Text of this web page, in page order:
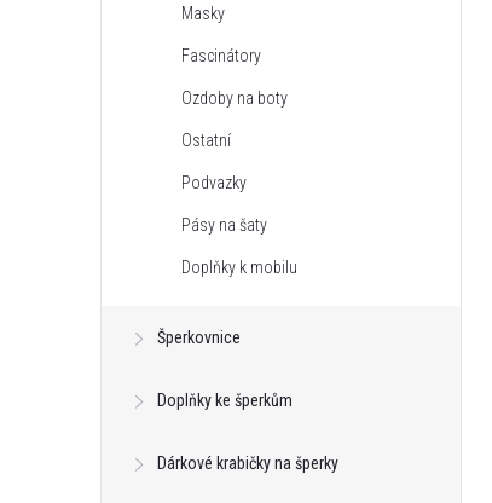
Masky
Fascinátory
Ozdoby na boty
Ostatní
Podvazky
Pásy na šaty
Doplňky k mobilu
Šperkovnice
Doplňky ke šperkům
Dárkové krabičky na šperky